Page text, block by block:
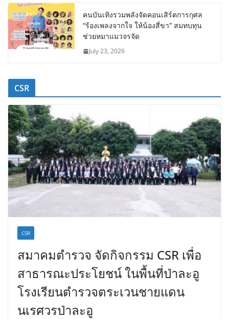
คนบันเทิงรวมพลังจัดคอนเสิร์ตการกุศล
“ร้องเพลงจากใจ ให้น้องสี่ขา” สมทบทุน
ช่วยหมาแมวจรจัด
July 23, 2026
CSR
CSR
สมาคมตำรวจ จัดกิจกรรม CSR เพื่อ
สาธารณะประโยชน์ ในพื้นที่ป่าละอู
โรงเรียนตำรวจตระเวนชายแดน
นเรศวรป่าละอู